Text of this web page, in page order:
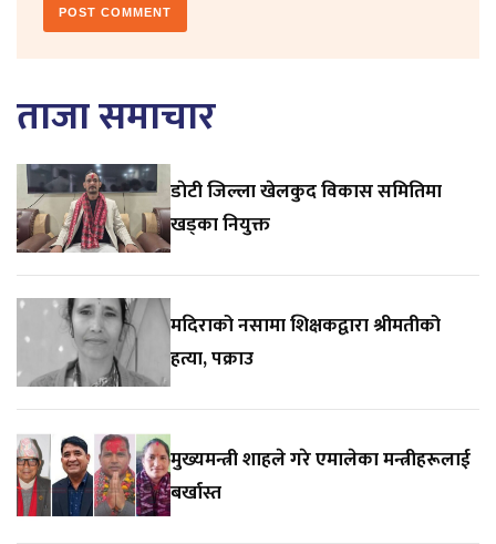
ताजा समाचार
डाेटी जिल्ला खेलकुद विकास समितिमा
खड्का नियुक्त
मदिराको नसामा शिक्षकद्वारा श्रीमतीको
हत्या, पक्राउ
मुख्यमन्त्री शाहले गरे एमालेका मन्त्रीहरूलाई
बर्खास्त